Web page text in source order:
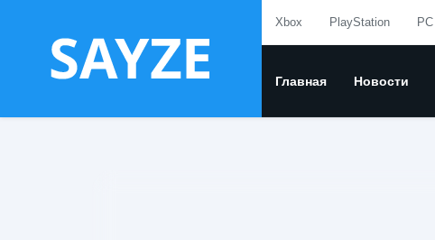
Xbox PlayStation PC
Главная Новости